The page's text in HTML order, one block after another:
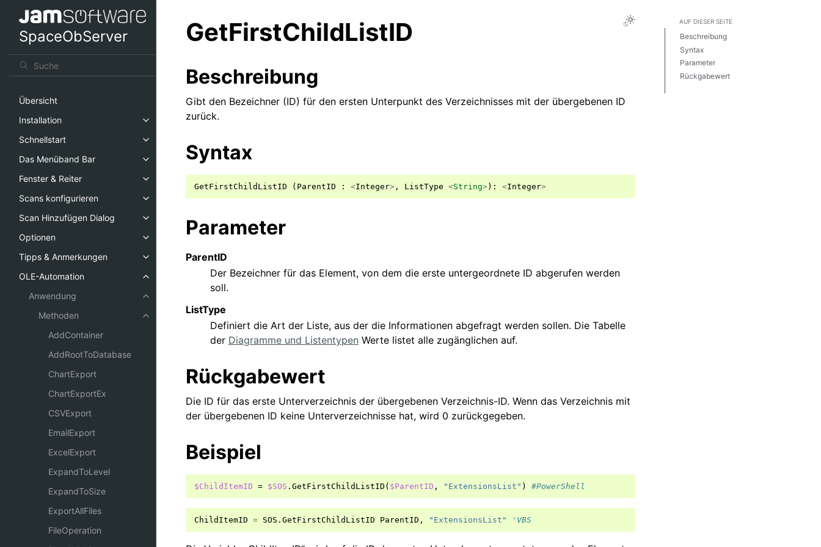
SpaceObServer
Übersicht
Installation
Schnellstart
Das Menüband Bar
Fenster & Reiter
Scans konfigurieren
Scan Hinzufügen Dialog
Optionen
Tipps & Anmerkungen
OLE-Automation
Anwendung
Methoden
AddContainer
AddRootToDatabase
ChartExport
ChartExportEx
CSVExport
EmailExport
ExcelExport
ExpandToLevel
ExpandToSize
ExportAllFiles
FileOperation
GetFirstChildListID
Beschreibung
Gibt den Bezeichner (ID) für den ersten Unterpunkt des Verzeichnisses mit der übergebenen ID
zurück.
Syntax
GetFirstChildListID ( ParentID : <Integer> , ListType <String> ): <Integer>
Parameter
ParentID
Der Bezeichner für das Element, von dem die erste untergeordnete ID abgerufen werden
soll.
ListType
Definiert die Art der Liste, aus der die Informationen abgefragt werden sollen. Die Tabelle
der Diagramme und Listentypen Werte listet alle zugänglichen auf.
Rückgabewert
Die ID für das erste Unterverzeichnis der übergebenen Verzeichnis-ID. Wenn das Verzeichnis mit
der übergebenen ID keine Unterverzeichnisse hat, wird 0 zurückgegeben.
Beispiel
$ChildItemID = $SOS . GetFirstChildListID ( $ParentID , "ExtensionsList" ) #PowerShell
ChildItemID = SOS . GetFirstChildListID ParentID , "ExtensionsList" 'VBS
AUF DIESER SEITE
Beschreibung
Syntax
Parameter
Rückgabewert